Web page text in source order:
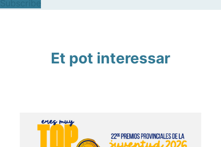
Et pot interessar